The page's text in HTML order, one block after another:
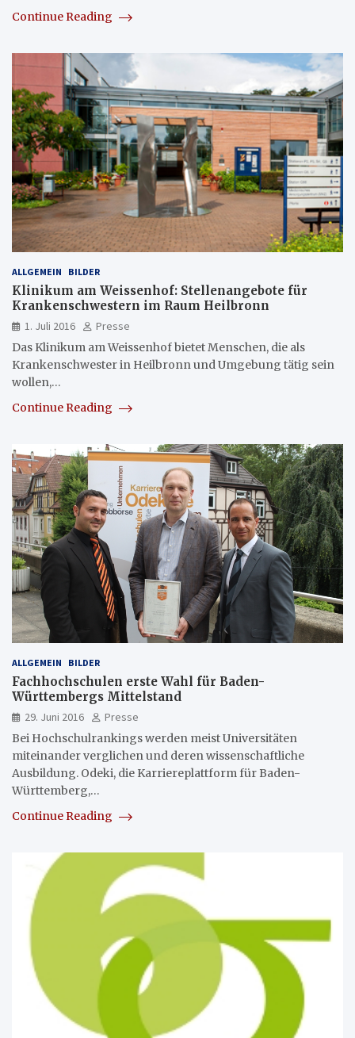
Continue Reading
ALLGEMEIN BILDER
Klinikum am Weissenhof: Stellenangebote für
Krankenschwestern im Raum Heilbronn
1. Juli 2016
Presse
Das Klinikum am Weissenhof bietet Menschen, die als
Krankenschwester in Heilbronn und Umgebung tätig sein
wollen,…
Continue Reading
ALLGEMEIN BILDER
Fachhochschulen erste Wahl für Baden-
Württembergs Mittelstand
29. Juni 2016
Presse
Bei Hochschulrankings werden meist Universitäten
miteinander verglichen und deren wissenschaftliche
Ausbildung. Odeki, die Karriereplattform für Baden-
Württemberg,…
Continue Reading